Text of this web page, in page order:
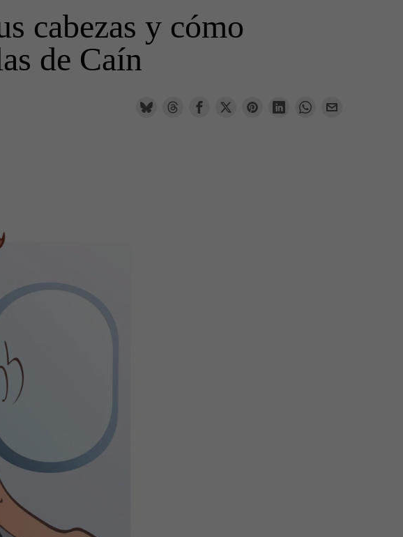
cabezas y cómo
de Caín